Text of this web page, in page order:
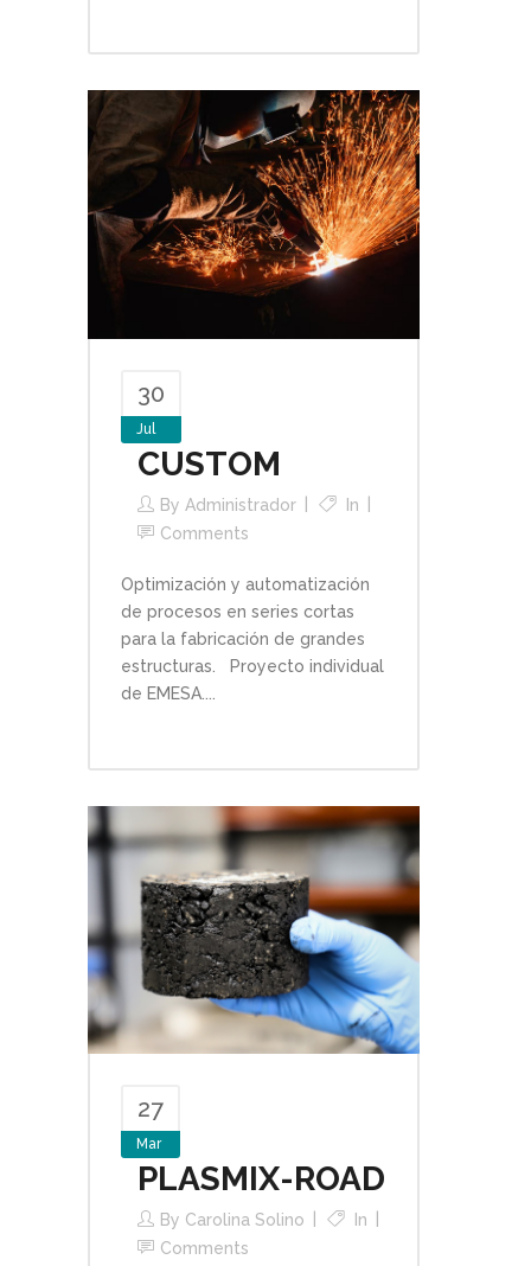
30
Jul
CUSTOM
By Administrador
In
Comments
Optimización y automatización
de procesos en series cortas
para la fabricación de grandes
estructuras. Proyecto individual
de EMESA....
27
Mar
PLASMIX-ROAD
By Carolina Solino
In
Comments